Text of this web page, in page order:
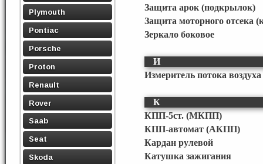
Plymouth
Pontiac
Porsche
Proton
Renault
Rover
Saab
Seat
Skoda
Защита арок (подкрылок)
Защита моторного отсека
Зеркало боковое
И
Измеритель потока
К
КПП-5ст. (МКПП)
КПП-автомат (АКПП)
Кардан рулевой
Катушка зажигания